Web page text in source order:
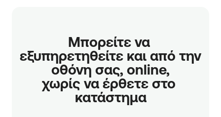
Μπορείτε να
εξυπηρετηθείτε και από την
οθόνη σας, online,
χωρίς να έρθετε στο
κατάστημα